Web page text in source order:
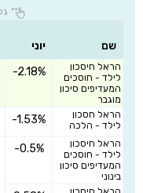
שם יוני
הראל חיסכון
לילד - חוסכים
המעדיפים סיכון
מוגבר
-2.18%
הראל חסכון
לילד - הלכה
-1.53%
הראל חיסכון
לילד - חוסכים
המעדיפים סיכון
בינוני
-0.5%